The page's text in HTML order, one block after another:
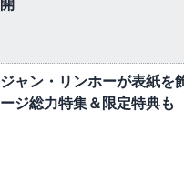
開
ジャン・リンホーが表紙
ージ総力特集＆限定特典も